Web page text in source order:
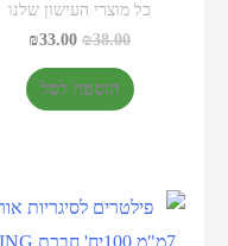
כל מוצרי העישון שלנו
₪38.00
₪33.00
הוספה לסל